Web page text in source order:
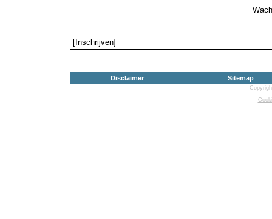
[Inschrijven]
Disclaimer Sitemap